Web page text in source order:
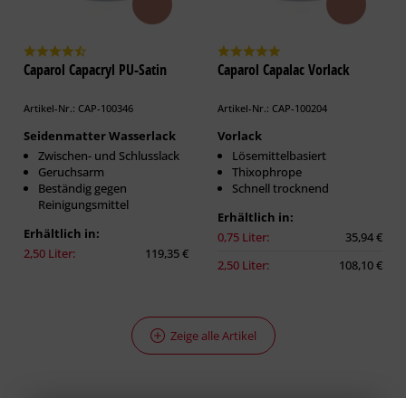
Caparol Capacryl PU-Satin
Artikel-Nr.: CAP-100346
Seidenmatter Wasserlack
Zwischen- und Schlusslack
Geruchsarm
Beständig gegen
Reinigungsmittel
Erhältlich in:
2,50 Liter:
119,35 €
Caparol Capalac Vorlack
Artikel-Nr.: CAP-100204
Vorlack
Lösemittelbasiert
Thixophrope
Schnell trocknend
Erhältlich in:
0,75 Liter:
35,94 €
2,50 Liter:
108,10 €
Zeige alle Artikel